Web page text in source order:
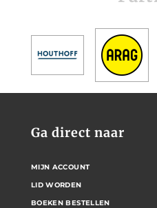
Ga direct naar
MIJN ACCOUNT
LID WORDEN
BOEKEN BESTELLEN